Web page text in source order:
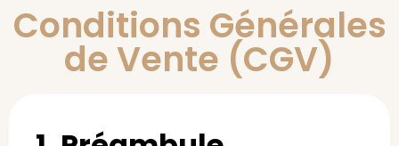
Conditions Générales
de Vente (CGV)